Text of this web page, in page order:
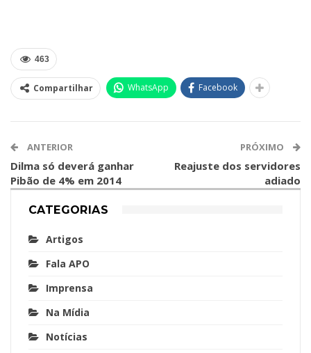
463
Compartilhar WhatsApp Facebook
ANTERIOR
Dilma só deverá ganhar
Pibão de 4% em 2014
PRÓXIMO
Reajuste dos servidores
adiado
CATEGORIAS
Artigos
Fala APO
Imprensa
Na Mídia
Notícias